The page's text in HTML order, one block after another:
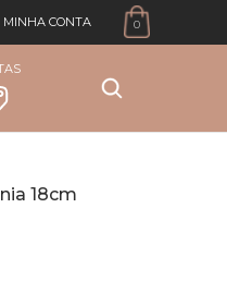
MINHA CONTA 0
18cm